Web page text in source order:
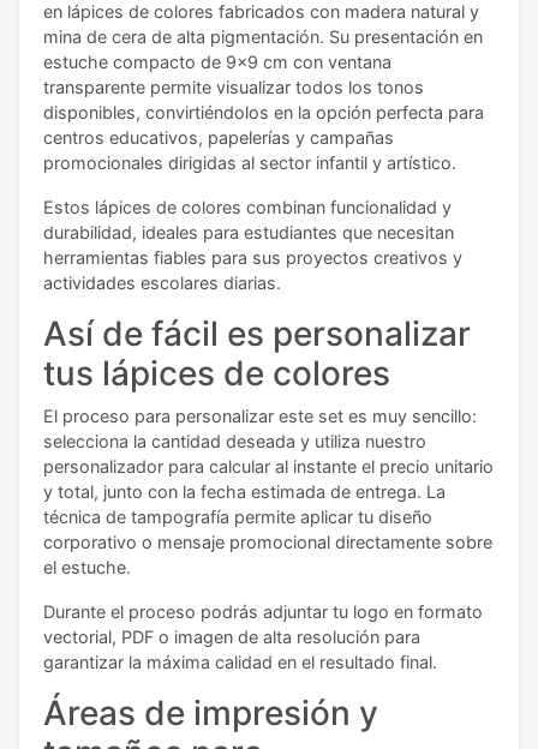
en lápices de colores fabricados con madera natural y
mina de cera de alta pigmentación. Su presentación en
estuche compacto de 9x9 cm con ventana
transparente permite visualizar todos los tonos
disponibles, convirtiéndolos en la opción perfecta para
centros educativos, papelerías y campañas
promocionales dirigidas al sector infantil y artístico.
Estos lápices de colores combinan funcionalidad y
durabilidad, ideales para estudiantes que necesitan
herramientas fiables para sus proyectos creativos y
actividades escolares diarias.
Así de fácil es personalizar
tus lápices de colores
El proceso para personalizar este set es muy sencillo:
selecciona la cantidad deseada y utiliza nuestro
personalizador para calcular al instante el precio unitario
y total, junto con la fecha estimada de entrega. La
técnica de tampografía permite aplicar tu diseño
corporativo o mensaje promocional directamente sobre
el estuche.
Durante el proceso podrás adjuntar tu logo en formato
vectorial, PDF o imagen de alta resolución para
garantizar la máxima calidad en el resultado final.
Áreas de impresión y